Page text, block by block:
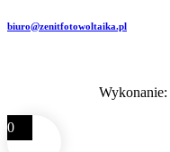
biuro@zenitfotowoltaika.pl
Wykonanie:
0